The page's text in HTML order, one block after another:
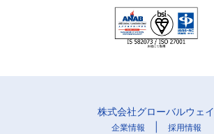
株式会社グローバルウェイ
企業情報 採用情報